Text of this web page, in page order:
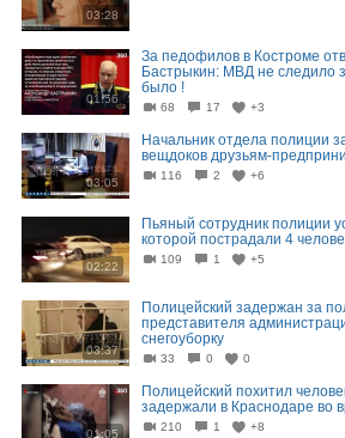
03:28
01:56
За педофилов в Костроме
Бастрыкин: МВД не следило
было !
68 17 +3
03:05
Начальник отдела полиции
вещдоков друзьям-
116 2 +6
02:22
Пьяный сотрудник полиции
которой пострадали 4
109 1 +5
03:37
Полицейский задержан за
представителя
снегоуборку
33 0 0
01:05
Полицейский похитил
задержали в Краснодаре во
210 1 +8